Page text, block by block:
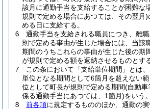
該月に通勤手当を支給することが困難な
規則で定める場合にあつては、その翌月)
める日に支給する。
6
通勤手当を支給される職員につき、離
則で定める事由が生じた場合には、当該
期間のうちこれらの事由が生じた後の期
が規則で定める額を返納させるものとする
7
この条において「支給単位期間」とは
単位となる期間として6箇月を超えない
位として町長が規則で定める期間(自動車
係る通勤手当にあつては、1箇月)をいう。
8
前各項に規定するもののほか、通勤の